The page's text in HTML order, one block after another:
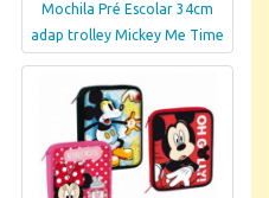
Mochila Pré Escolar 34cm
adap trolley Mickey Me Time